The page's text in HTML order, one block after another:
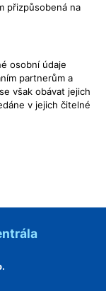
přizpůsobená na
osobní údaje
partnerům a
však obávat jejich
v jejich čitelné